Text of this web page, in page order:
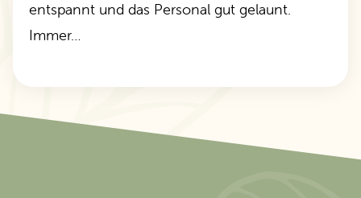
entspannt und das Personal gut gelaunt.
Immer…